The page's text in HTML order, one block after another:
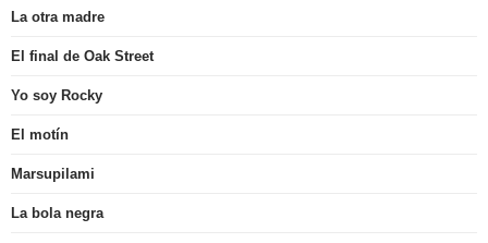
La otra madre
El final de Oak Street
Yo soy Rocky
El motín
Marsupilami
La bola negra